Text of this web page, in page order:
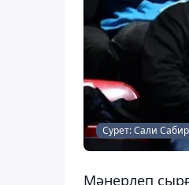
Сурет: Сали
Мәнерлеп